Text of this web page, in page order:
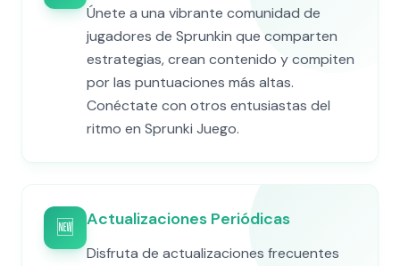
Únete a una vibrante comunidad de
jugadores de Sprunkin que comparten
estrategias, crean contenido y compiten
por las puntuaciones más altas.
Conéctate con otros entusiastas del
ritmo en Sprunki Juego.
🆕 Actualizaciones Periódicas
Disfruta de actualizaciones frecuentes